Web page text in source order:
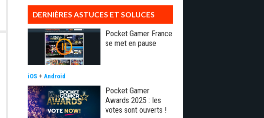
DERNIÈRES ASTUCES ET SOLUCES
Pocket Gamer France
se met en pause
iOS + Android
Pocket Gamer
Awards 2025 : les
votes sont ouverts !